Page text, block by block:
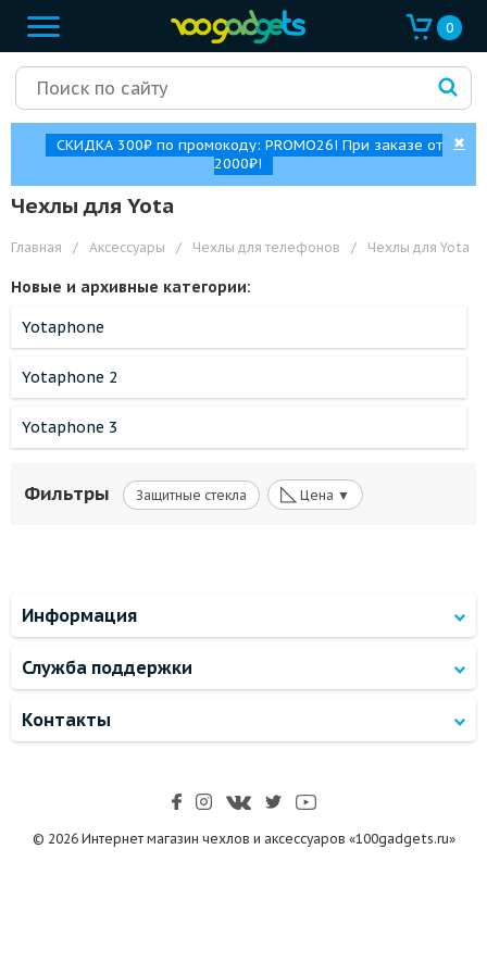
0
СКИДКА 300₽ по промокоду: PROMO26! При заказе от
2000₽!
✖
Чехлы для Yota
Главная / Аксессуары / Чехлы для телефонов / Чехлы для Yota
Новые и архивные категории:
Yotaphone
Yotaphone 2
Yotaphone 3
Фильтры Защитные стекла ◺ Цена ▼
Информация
Служба поддержки
Контакты
© 2026 Интернет магазин чехлов и аксессуаров «100gadgets.ru»